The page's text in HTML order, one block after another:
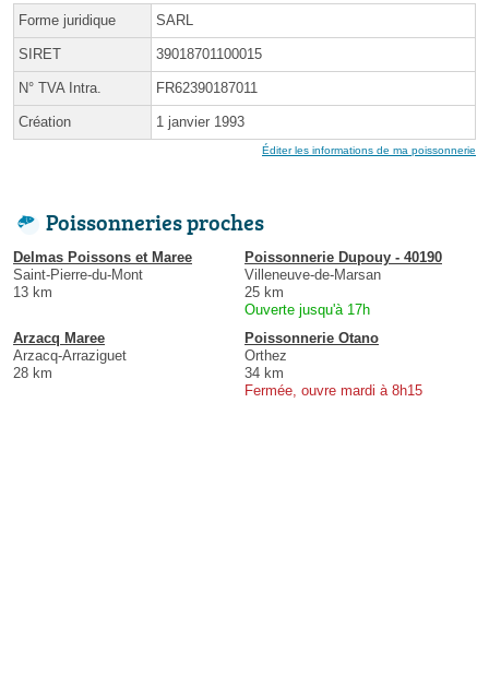
Forme juridique SARL
SIRET 39018701100015
N° TVA Intra. FR62390187011
Création 1 janvier 1993
Éditer les informations de ma poissonnerie
Poissonneries proches
Delmas Poissons et Maree
Saint-Pierre-du-Mont
13 km
Poissonnerie Dupouy - 40190
Villeneuve-de-Marsan
25 km
Ouverte jusqu'à 17h
Arzacq Maree
Arzacq-Arraziguet
28 km
Poissonnerie Otano
Orthez
34 km
Fermée, ouvre mardi à 8h15